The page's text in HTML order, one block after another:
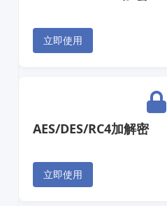
立即使用
AES/DES/RC4加解密
立即使用